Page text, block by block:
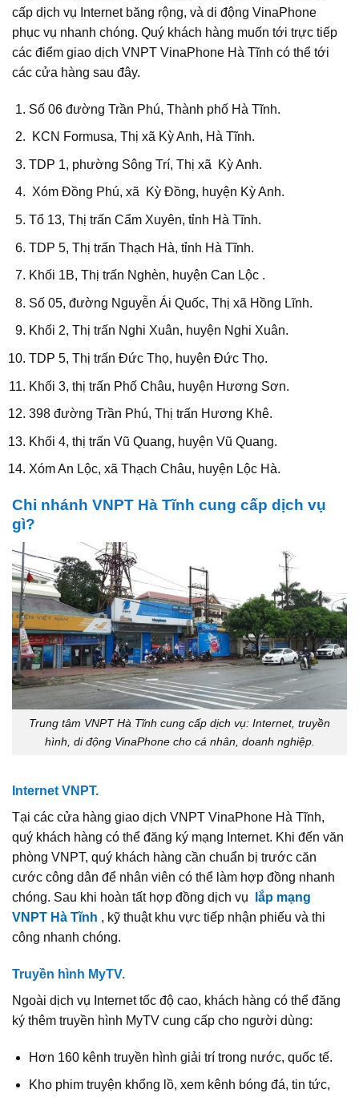
cấp dịch vụ Internet băng rộng, và di động VinaPhone
phục vụ nhanh chóng. Quý khách hàng muốn tới trực tiếp
các điểm giao dịch VNPT VinaPhone Hà Tĩnh có thể tới
các cửa hàng sau đây.
Số 06 đường Trần Phú, Thành phố Hà Tĩnh.
KCN Formusa, Thị xã Kỳ Anh, Hà Tĩnh.
TDP 1, phường Sông Trí, Thị xã Kỳ Anh.
Xóm Đồng Phú, xã Kỳ Đồng, huyện Kỳ Anh.
Tổ 13, Thị trấn Cẩm Xuyên, tỉnh Hà Tĩnh.
TDP 5, Thị trấn Thạch Hà, tỉnh Hà Tĩnh.
Khối 1B, Thị trấn Nghèn, huyện Can Lộc .
Số 05, đường Nguyễn Ái Quốc, Thị xã Hồng Lĩnh.
Khối 2, Thị trấn Nghi Xuân, huyện Nghi Xuân.
TDP 5, Thị trấn Đức Thọ, huyện Đức Thọ.
Khối 3, thị trấn Phố Châu, huyện Hương Sơn.
398 đường Trần Phú, Thị trấn Hương Khê.
Khối 4, thị trấn Vũ Quang, huyện Vũ Quang.
Xóm An Lộc, xã Thạch Châu, huyện Lộc Hà.
Chi nhánh VNPT Hà Tĩnh cung cấp dịch vụ
gì?
Trung tâm VNPT Hà Tĩnh cung cấp dịch vụ: Internet, truyền
hình, di động VinaPhone cho cá nhân, doanh nghiệp.
Internet VNPT.
Tại các cửa hàng giao dịch VNPT VinaPhone Hà Tĩnh,
quý khách hàng có thể đăng ký mạng Internet. Khi đến văn
phòng VNPT, quý khách hàng cần chuẩn bị trước căn
cước công dân để nhân viên có thể làm hợp đồng nhanh
chóng. Sau khi hoàn tất hợp đồng dịch vụ
lắp mạng
VNPT Hà Tĩnh , kỹ thuật khu vực tiếp nhận phiếu và thi
công nhanh chóng.
Truyền hình MyTV.
Ngoài dịch vụ Internet tốc độ cao, khách hàng có thể đăng
ký thêm truyền hình MyTV cung cấp cho người dùng:
Hơn 160 kênh truyền hình giải trí trong nước, quốc tế.
Kho phim truyện khổng lồ, xem kênh bóng đá, tin tức,